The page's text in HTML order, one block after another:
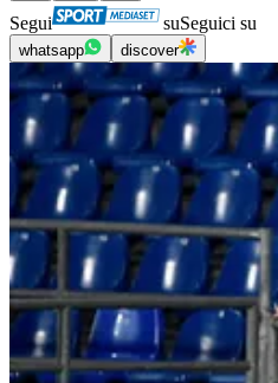
Segui suSeguici su
whatsapp discover